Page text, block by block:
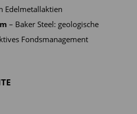
Edelmetallaktien
– Baker Steel: geologische
Fondsmanagement